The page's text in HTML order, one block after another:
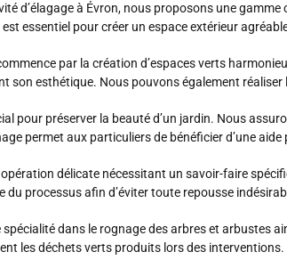
d’élagage à Évron, nous proposons une
essentiel pour créer un espace extérieur
par la création d’espaces verts
son esthétique. Nous pouvons également
pour préserver la beauté d’un jardin. Nous
permet aux particuliers de bénéficier d’une
opération délicate nécessitant un savoir-faire
processus afin d’éviter toute repousse
dans le rognage des arbres et arbustes
les déchets verts produits lors des